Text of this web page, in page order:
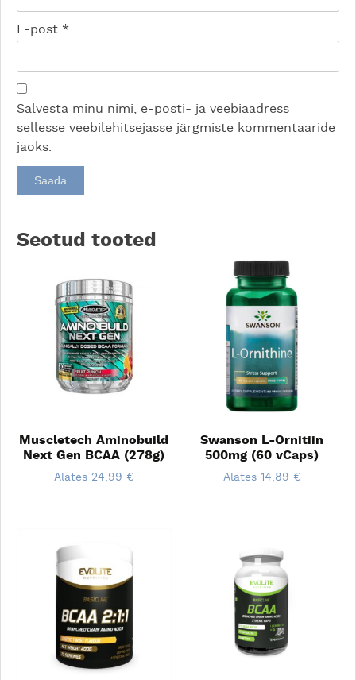
E-post *
Salvesta minu nimi, e-posti- ja veebiaadress
sellesse veebilehitsejasse järgmiste kommentaaride
jaoks.
Seotud tooted
Muscletech Aminobuild
Next Gen BCAA (278g)
Alates 24,99 €
Swanson L-Ornitiin
500mg (60 vCaps)
Alates 14,89 €